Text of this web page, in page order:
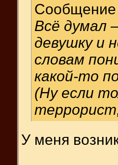
Сообщение
Всё думал
девушку и
словам
какой-то
(Ну если
У меня